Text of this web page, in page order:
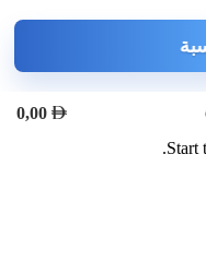
0,00
Start